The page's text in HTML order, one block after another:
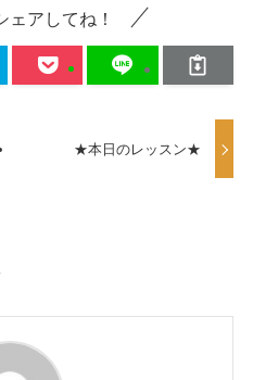
ェアしてね！
★本日のレッスン★